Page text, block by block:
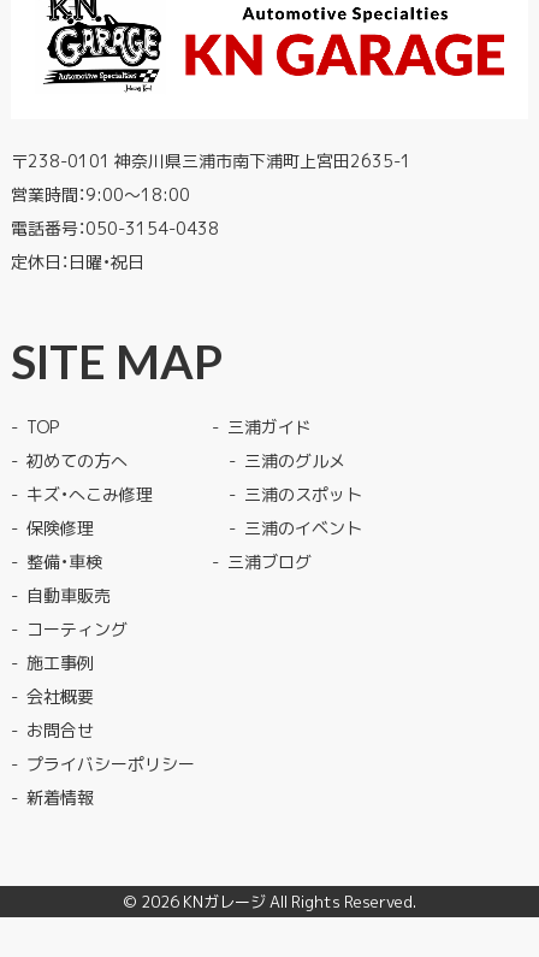
〒238-0101 神奈川県三浦市南下浦町上宮田2635-1
営業時間：9:00〜18:00
電話番号：050-3154-0438
定休日：日曜・祝日
SITE MAP
TOP
初めての方へ
キズ・へこみ修理
保険修理
整備・車検
自動車販売
コーティング
施工事例
会社概要
お問合せ
プライバシーポリシー
新着情報
三浦ガイド
三浦のグルメ
三浦のスポット
三浦のイベント
三浦ブログ
© 2026 KNガレージAll Rights Reserved.